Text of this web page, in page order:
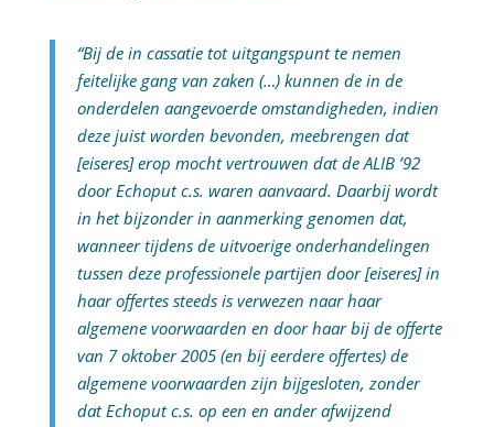
“Bij de in cassatie tot uitgangspunt te nemen
feitelijke gang van zaken (…) kunnen de in de
onderdelen aangevoerde omstandigheden, indien
deze juist worden bevonden, meebrengen dat
[eiseres] erop mocht vertrouwen dat de ALIB ’92
door Echoput c.s. waren aanvaard. Daarbij wordt
in het bijzonder in aanmerking genomen dat,
wanneer tijdens de uitvoerige onderhandelingen
tussen deze professionele partijen door [eiseres] in
haar offertes steeds is verwezen naar haar
algemene voorwaarden en door haar bij de offerte
van 7 oktober 2005 (en bij eerdere offertes) de
algemene voorwaarden zijn bijgesloten, zonder
dat Echoput c.s. op een en ander afwijzend